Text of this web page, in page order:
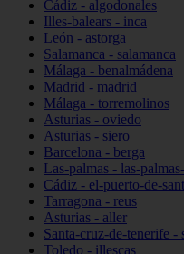
Cádiz - algodonales
Illes-balears - inca
León - astorga
Salamanca - salamanca
Málaga - benalmádena
Madrid - madrid
Málaga - torremolinos
Asturias - oviedo
Asturias - siero
Barcelona - berga
Las-palmas - las-
Cádiz - el-puerto-de-
Tarragona - reus
Asturias - aller
Santa-cruz-de-tenerife -
Toledo - illescas